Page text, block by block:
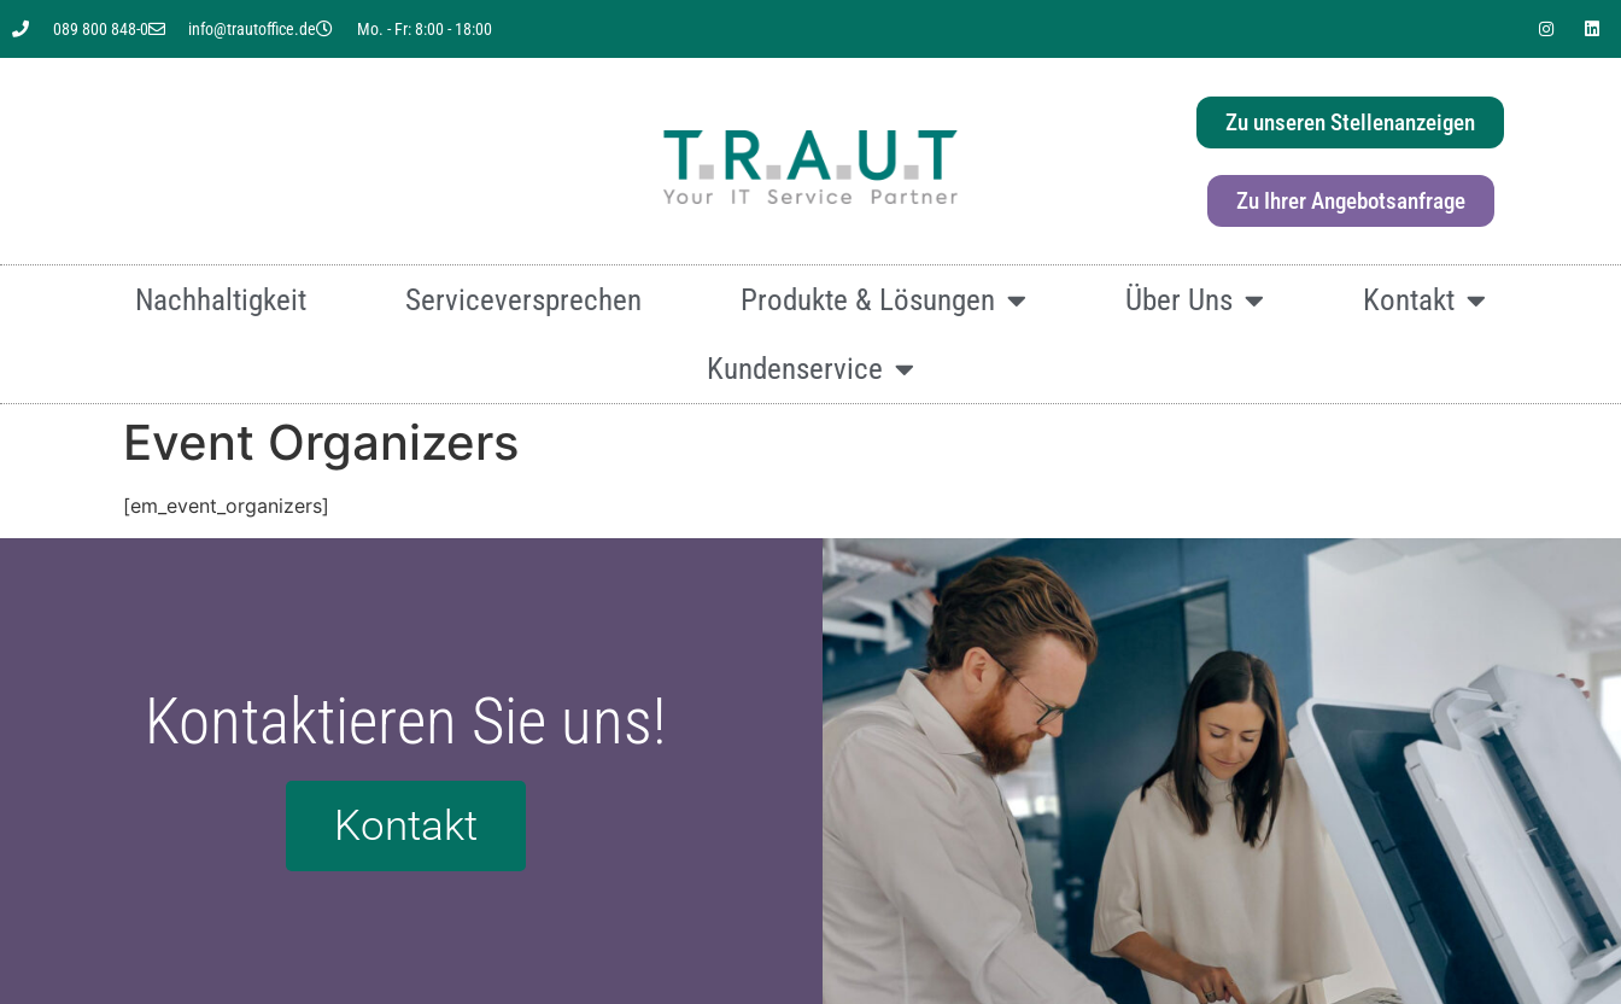
089 800 848-0 info@trautoffice.de Mo. - Fr: 8:00 - 18:00
Zu unseren Stellenanzeigen
Zu Ihrer Angebotsanfrage
Nachhaltigkeit Serviceversprechen Produkte & Lösungen Über Uns
Kontakt
Kundenservice
Event Organizers
[em_event_organizers]
Kontaktieren Sie uns!
Kontakt
Sie suchen nach einer effizienten & hochwertigen Druckerlösung für Ihr Büro?
Für mehr Informationen zur Canon imageRunner ADVANCE DX C3926i einfach